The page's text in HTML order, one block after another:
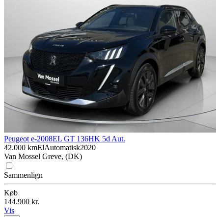
Peugeot e-2008EL GT 136HK 5d Aut.
42.000 kmElAutomatisk2020
Van Mossel Greve, (DK)
Sammenlign
Køb
144.900 kr.
Vis